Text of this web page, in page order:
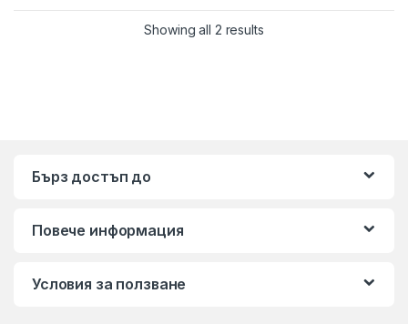
Showing all 2 results
Бърз достъп до
Повече информация
Условия за ползване